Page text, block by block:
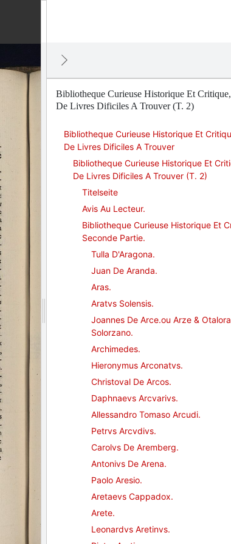
Bibliotheque Curieuse Historique Et
De Livres Dificiles A Trouver (T. 2)
Bibliotheque Curieuse Historique Et
De Livres Dificiles A Trouver
Bibliotheque Curieuse Historique Et
De Livres Dificiles A Trouver (T. 2)
Titelseite
Avis Au Lecteur.
Bibliotheque Curieuse Historique Et
Seconde Partie.
Tulla D'Aragona.
Juan De Aranda.
Aras.
Aratvs Solensis.
Joannes De Arce.ou Arze &
Solorzano.
Archimedes.
Hieronymus Arconatvs.
Christoval De Arcos.
Daphnaevs Arcvarivs.
Allessandro Tomaso Arcudi.
Petrvs Arcvdivs.
Carolvs De Aremberg.
Antonivs De Arena.
Paolo Aresio.
Aretaevs Cappadox.
Arete.
Leonardvs Aretinvs.